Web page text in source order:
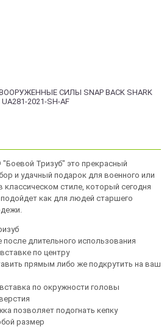
Тризуб" это прекрасный
и удачный подарок для военного или
классическом стиле, который сегодня
как для людей старшего
длительного использования
по центру
прямым либо же подкрутить на ваш
по окружности головы
позволяет подогнать кепку
размер